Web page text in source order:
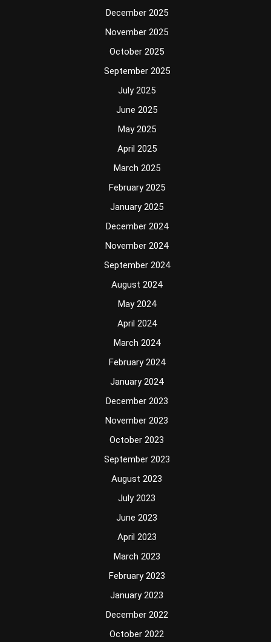
December 2025
November 2025
October 2025
September 2025
July 2025
June 2025
May 2025
April 2025
March 2025
February 2025
January 2025
December 2024
November 2024
September 2024
August 2024
May 2024
April 2024
March 2024
February 2024
January 2024
December 2023
November 2023
October 2023
September 2023
August 2023
July 2023
June 2023
April 2023
March 2023
February 2023
January 2023
December 2022
October 2022